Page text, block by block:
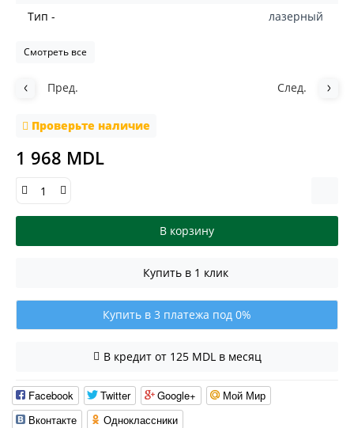
Тип -
лазерный
Смотреть все
Пред. След.
Проверьте наличие
1 968 MDL
В корзину
Купить в 1 клик
Купить в 3 платежа под 0%
В кредит от 125 MDL в месяц
Facebook Twitter Google+
Мой Мир
Вконтакте
Одноклассники